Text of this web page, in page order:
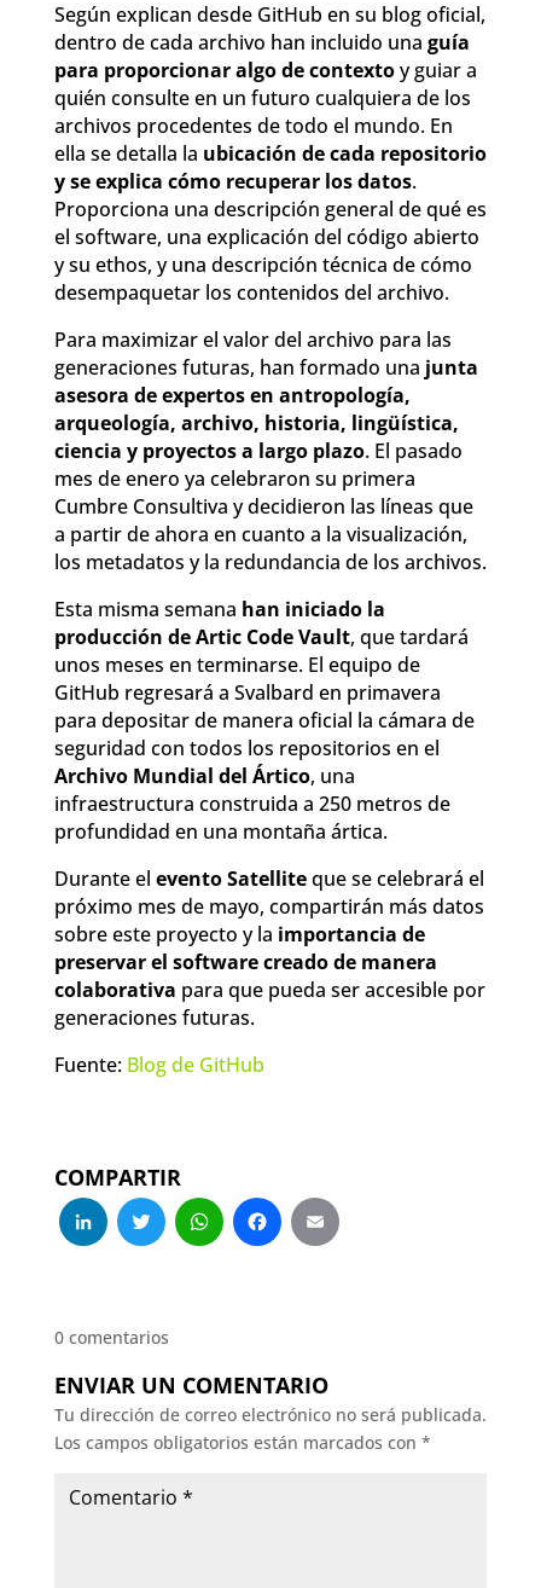
Según explican desde GitHub en su blog oficial,
dentro de cada archivo han incluido una guía
para proporcionar algo de contextoy guiar a
quién consulte en un futuro cualquiera de los
archivos procedentes de todo el mundo. En
ella se detalla la ubicación de cada repositorio
y se explica cómo recuperar los datos.
Proporciona una descripción general de qué es
el software, una explicación del código abierto
y su ethos, y una descripción técnica de cómo
desempaquetar los contenidos del archivo.
Para maximizar el valor del archivo para las
generaciones futuras, han formado una junta
asesora de expertos en antropología,
arqueología, archivo, historia, lingüística,
ciencia y proyectos a largo plazo. El pasado
mes de enero ya celebraron su primera
Cumbre Consultiva y decidieron las líneas que
a partir de ahora en cuanto a la visualización,
los metadatos y la redundancia de los archivos.
Esta misma semana han iniciado la
producción de Artic Code Vault, que tardará
unos meses en terminarse. El equipo de
GitHub regresará a Svalbard en primavera
para depositar de manera oficial la cámara de
seguridad con todos los repositorios en el
Archivo Mundial del Ártico, una
infraestructura construida a 250 metros de
profundidad en una montaña ártica.
Durante el evento Satelliteque se celebrará el
próximo mes de mayo, compartirán más datos
sobre este proyecto y la importancia de
preservar el software creado de manera
colaborativa para que pueda ser accesible por
generaciones futuras.
Fuente: Blog de GitHub
COMPARTIR
LinkedIn
Twitter
WhatsApp
Facebook
0 comentarios
ENVIAR UN COMENTARIO
Tu dirección de correo electrónico no será publicada.
Los campos obligatorios están marcados con *